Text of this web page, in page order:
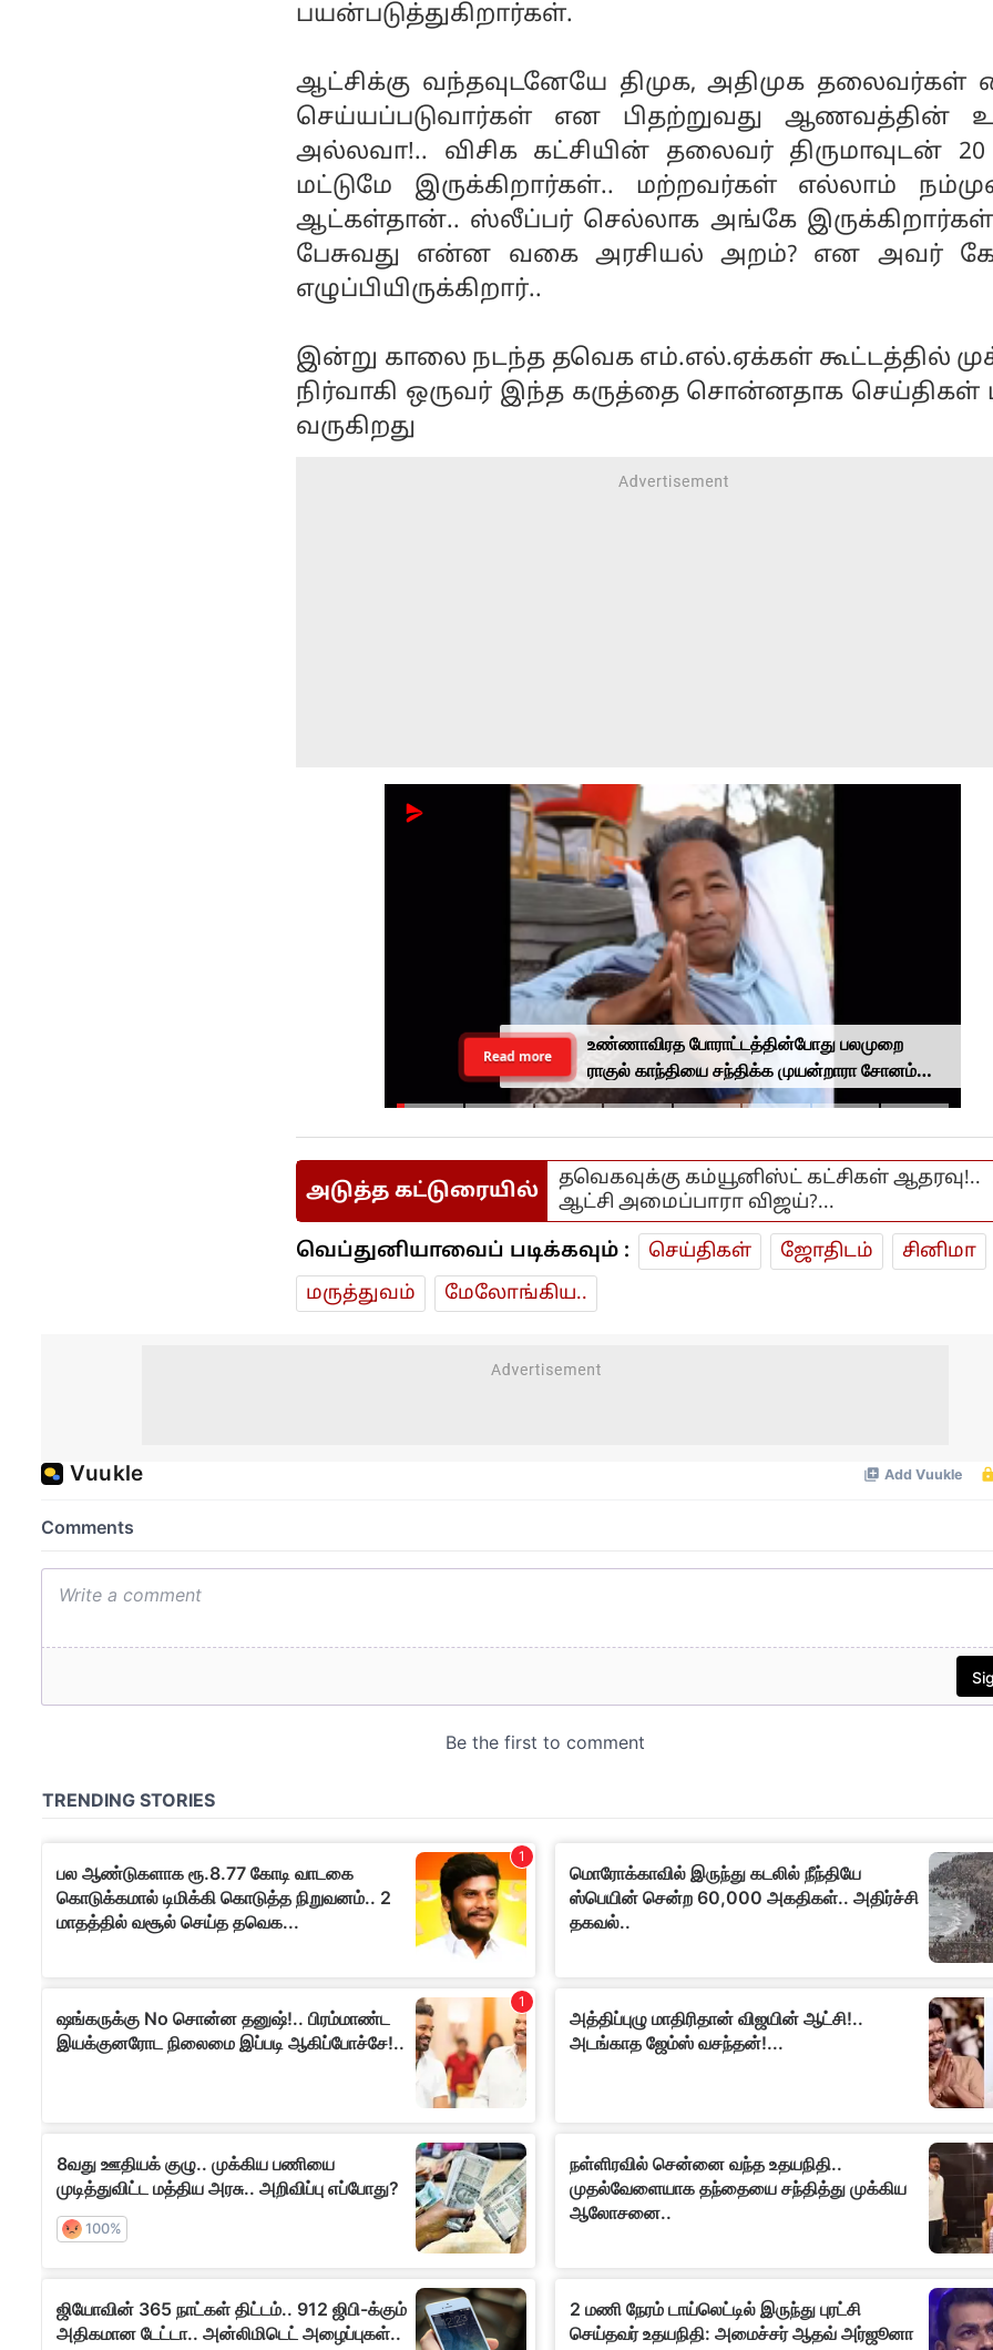
பயன்படுத்துகிறார்கள்.
ஆட்சிக்கு வந்தவுடனேயே திமுக, அதிமுக தலைவர்கள்
செய்யப்படுவார்கள் என பிதற்றுவது ஆணவத்தின்
அல்லவா!.. விசிக கட்சியின் தலைவர் திருமாவுடன் 20
மட்டுமே இருக்கிறார்கள்.. மற்றவர்கள் எல்லாம்
ஆட்கள்தான்.. ஸ்லீப்பர் செல்லாக அங்கே
பேசுவது என்ன வகை அரசியல் அறம்? என அவர்
எழுப்பியிருக்கிறார்..
இன்று காலை நடந்த தவெக எம்.எல்.ஏக்கள் கூட்டத்தில்
நிர்வாகி ஒருவர் இந்த கருத்தை சொன்னதாக செய்திகள்
வருகிறது
உண்ணாவிரத போராட்டத்தின்போது பலமுறை
ராகுல் காந்தியை சந்திக்க முயன்றாரா சோனம்
வாங்சுக் மனைவி.. ஆனால் பலனில்லை...
Read more
அடுத்த கட்டுரையில்
தவெகவுக்கு கம்யூனிஸ்ட் கட்சிகள் ஆதரவு!..
ஆட்சி அமைப்பாரா விஜய்?...
வெப்துனியாவைப் படிக்கவும் : செய்திகள் ஜோ‌திட‌ம்
சினிமா
மரு‌த்துவ‌ம்
மேலோங்கிய..